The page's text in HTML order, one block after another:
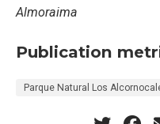
Almoraima
Publication
Parque Natural Los